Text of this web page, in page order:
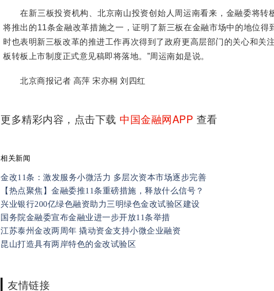
在新三板投资机构、北京南山投资创始人周运南看来，金融委将转
将推出的11条金融改革措施之一，证明了新三板在金融市场中的地位得
时也表明新三板改革的推进工作再次得到了政府更高层部门的关心和关
板转板上市制度正式意见稿即将落地。”周运南如是说。
北京商报记者 高萍 宋亦桐 刘四红
更多精彩内容，点击下载 中国金融网APP 查看
相关新闻
金改11条：激发服务小微活力 多层次资本市场逐步完善
【热点聚焦】金融委推11条重磅措施，释放什么信号？
兴业银行200亿绿色融资助力三明绿色金改试验区建设
国务院金融委宣布金融业进一步开放11条举措
江苏泰州金改两周年 撬动资金支持小微企业融资
昆山打造具有两岸特色的金改试验区
友情链接